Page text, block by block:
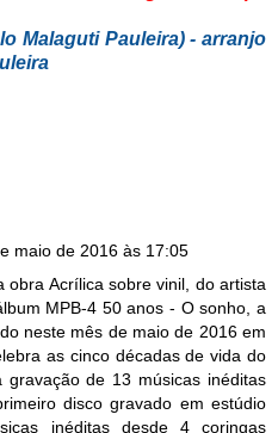
Malaguti Pauleira) - arranjo
maio de 2016 às 17:05
obra Acrílica sobre vinil, do artista
MPB-4 50 anos - O sonho, a
neste mês de maio de 2016 em
as cinco décadas de vida do
de 13 músicas inéditas
disco gravado em estúdio
inéditas desde 4 coringas